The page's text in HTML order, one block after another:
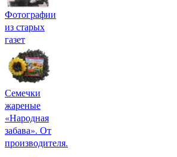
Фотографии
из старых
газет
Семечки
жареные
«Народная
забава». От
производителя.